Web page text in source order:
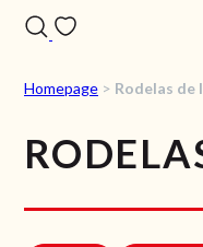
Homepage > Rodelas de